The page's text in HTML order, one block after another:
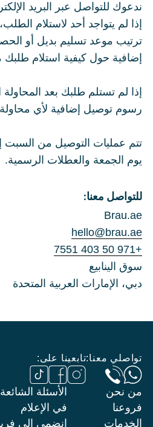
إذا لم يتواجد أحد لاستلام
ترتيب موعد تسليم بديل أو
إضافية حول كيفية استلام
إذا لم تستلم طلبك بعد
رسوم توصيل إضافية لأي
تتم عمليات التوصيل من السبت
يوم الجمعة والعطلات الرسمية.
للتواصل معنا:
Brau.ae
hello@brau.ae
+971 50 403 7551
سوق الينابيع
دبي، الإمارات العربية المتحدة
تواصلي معنا:تابعينا على:
من نحن
فروعنا
الخدمات
الأسئلة الشائعة
في الإعلام
انضمي إلى